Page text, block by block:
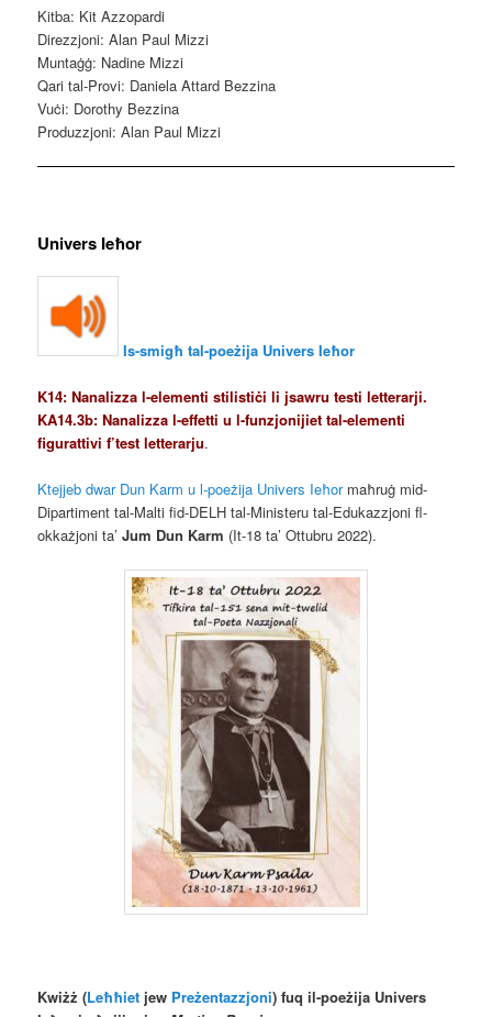
Kitba: Kit Azzopardi
Direzzjoni: Alan Paul Mizzi
Muntaġġ: Nadine Mizzi
Qari tal-Provi: Daniela Attard Bezzina
Vuċi: Dorothy Bezzina
Produzzjoni: Alan Paul Mizzi
Univers Ieħor
Is-smigħ tal-poeżija Univers Ieħor
K14: Nanalizza l-elementi stilistiċi li jsawru testi letterarji.
KA14.3b: Nanalizza l-effetti u l-funzjonijiet tal-elementi
figurattivi f’test letterarju.
Ktejjeb dwar Dun Karm u l-poeżija Univers Ieħormaħruġ mid-
Dipartiment tal-Malti fid-DELH tal-Ministeru tal-Edukazzjoni fl-
okkażjoni ta’Jum Dun Karm (It-18 ta’ Ottubru 2022).
Kwiżż (Leħħiet jew Preżentazzjoni) fuq il-poeżija Univers